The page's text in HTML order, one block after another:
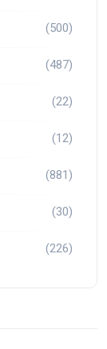
(500)
(487)
(22)
(12)
(881)
(30)
(226)